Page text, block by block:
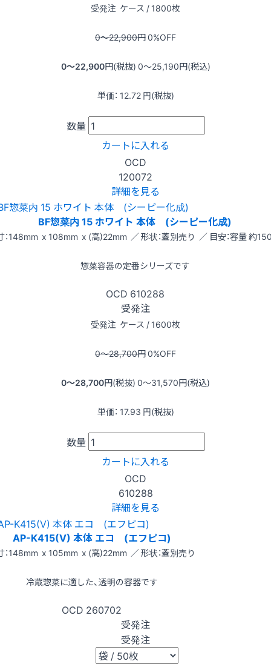
受発注 ケース / 1800枚
0〜22,900円0%OFF
0〜22,900円(税抜) 0〜25,190円(税込)
単価： 12.72 円(税抜)
数量
カートに入れる
OCD
120072
詳細を見る
BF惣菜内 15 ホワイト 本体 (シーピー化成)
：148mm x 108mm x (高)22mm ／ 形状：蓋別売り ／ 目安：容量 約
惣菜容器の定番シリーズです
OCD 610288
受発注
受発注 ケース / 1600枚
0〜28,700円0%OFF
0〜28,700円(税抜) 0〜31,570円(税込)
単価： 17.93 円(税抜)
数量
カートに入れる
OCD
610288
詳細を見る
AP-K415(V) 本体 エコ (エフピコ)
：148mm x 105mm x (高)22mm ／ 形状：蓋別売り
冷蔵惣菜に適した、透明の容器です
OCD 260702
受発注
受発注